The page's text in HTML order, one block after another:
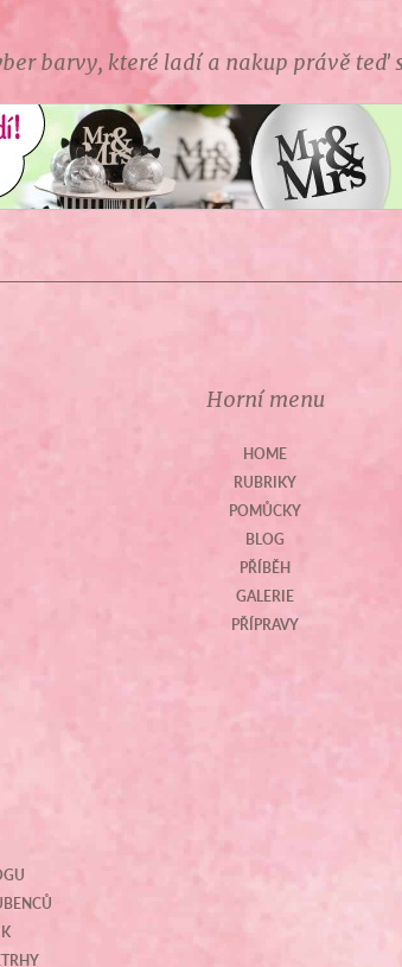
barvy, které ladí a nakup právě
Horní menu
HOME
RUBRIKY
POMŮCKY
BLOG
PŘÍBĚH
GALERIE
PŘÍPRAVY